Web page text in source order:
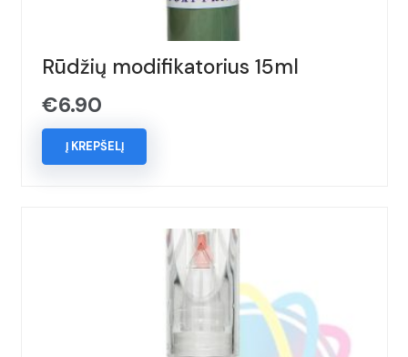
Rūdžių modifikatorius 15ml
€6.90
Į KREPŠELĮ